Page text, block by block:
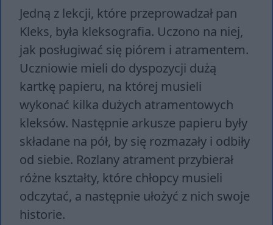
Jedną z lekcji, które przeprowadzał pan
Kleks, była kleksografia. Uczono na niej,
jak posługiwać się piórem i atramentem.
Uczniowie mieli do dyspozycji dużą
kartkę papieru, na której musieli
wykonać kilka dużych atramentowych
kleksów. Następnie arkusze papieru były
składane na pół, by się rozmazały i odbiły
od siebie. Rozlany atrament przybierał
różne kształty, które chłopcy musieli
odczytać, a następnie ułożyć z nich swoje
historie.